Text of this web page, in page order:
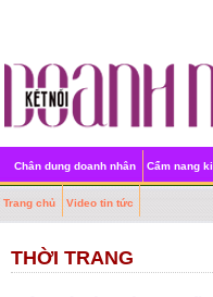
Chân dung doanh nhân Cẩm nang
Trang chủ Video tin tức
THỜI TRANG